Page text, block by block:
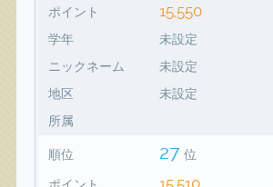
ポイント 15,550
学年
未設定
ニックネーム
未設定
地区
未設定
所属
順位 27 位
ポイント 15,510